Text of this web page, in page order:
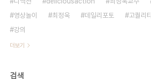
영상놀이
최정욱 데일리포토 고퀄리티
강의
더보기
검색